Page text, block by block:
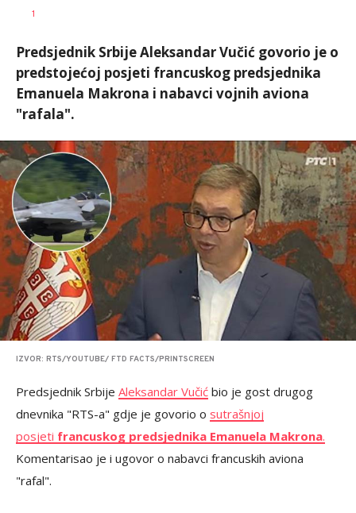
AUTOR
1
Predsjednik Srbije Aleksandar Vučić govorio je o
predstojećoj posjeti francuskog predsjednika
Emanuela Makrona i nabavci vojnih aviona
"rafala".
IZVOR: RTS/YOUTUBE/ FTD FACTS/PRINTSCREEN
Predsjednik Srbije Aleksandar Vučić bio je gost drugog
dnevnika "RTS-a" gdje je govorio o sutrašnjoj
posjeti francuskog predsjednika Emanuela Makrona.
Komentarisao je i ugovor o nabavci francuskih aviona
"rafal".